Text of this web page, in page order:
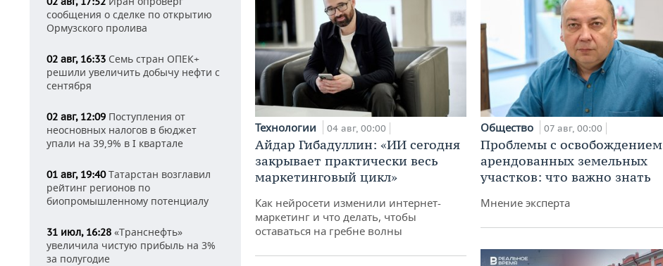
сообщения о сделке по открытию
Ормузского пролива
02 авг, 16:33 Семь стран ОПЕК+
решили увеличить добычу нефти с
сентября
02 авг, 12:09 Поступления от
неосновных налогов в бюджет
упали на 39,9% в I квартале
01 авг, 19:40Татарстан возглавил
рейтинг регионов по
биопромышленному потенциалу
31 июл, 16:28 «Транснефть»
увеличила чистую прибыль на 3%
за полугодие
Технологии 04 авг, 00:00
Айдар Гибадуллин: «ИИ сегодня
закрывает практически весь
маркетинговый цикл»
Как нейросети изменили интернет-
маркетинг и что делать, чтобы
оставаться на гребне волны
Общество 07 авг, 00:00
Проблемы с освобождением
арендованных земельных
участков: что важно знать
Мнение эксперта